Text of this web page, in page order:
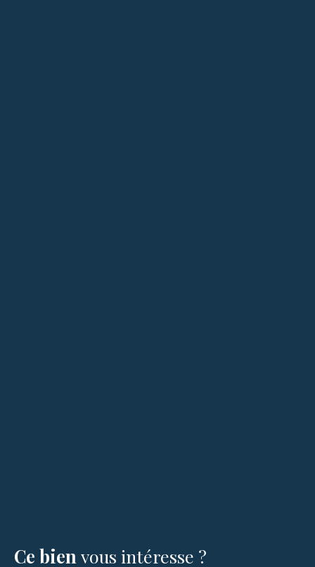
Ce bien vous intéresse ?